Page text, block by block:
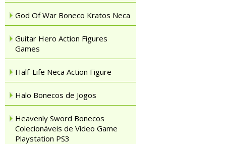
God Of War Boneco Kratos Neca
Guitar Hero Action Figures
Games
Half-Life Neca Action Figure
Halo Bonecos de Jogos
Heavenly Sword Bonecos
Colecionáveis de Video Game
Playstation PS3